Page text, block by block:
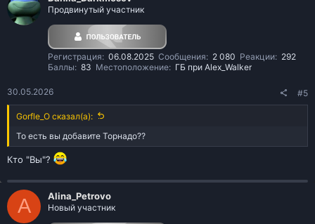
и
и
Продвинутый участник
Регистрация 06.08.2025 Сообщения 2 080 Реакции
292
Баллы
83 Местоположение ГБ при Alex_Walker
30.05.2026 #5
Gorfle_O сказал(а):
То есть вы добавите Торнадо??
Кто "Вы"?
A Alina_Petrovo
Новый участник